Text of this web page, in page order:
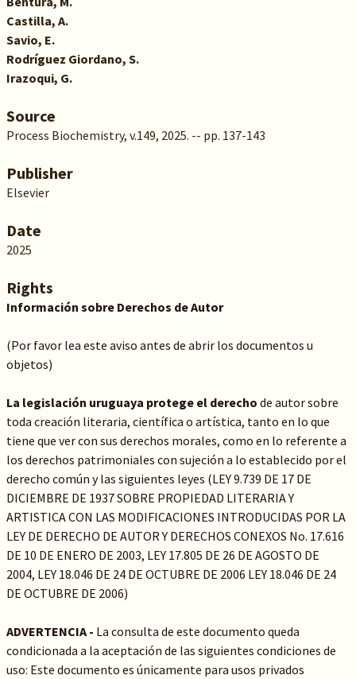
Castilla, A.
Savio, E.
Rodríguez Giordano, S.
Irazoqui, G.
Source
Process Biochemistry, v.149, 2025. -- pp. 137-143
Publisher
Elsevier
Date
2025
Rights
Información sobre Derechos de Autor
(Por favor lea este aviso antes de abrir los documentos u
objetos)
La legislación uruguaya protege el derecho de autor sobre
toda creación literaria, científica o artística, tanto en lo que
tiene que ver con sus derechos morales, como en lo referente a
los derechos patrimoniales con sujeción a lo establecido por el
derecho común y las siguientes leyes (LEY 9.739 DE 17 DE
DICIEMBRE DE 1937 SOBRE PROPIEDAD LITERARIA Y
ARTISTICA CON LAS MODIFICACIONES INTRODUCIDAS POR LA
LEY DE DERECHO DE AUTOR Y DERECHOS CONEXOS No. 17.616
DE 10 DE ENERO DE 2003, LEY 17.805 DE 26 DE AGOSTO DE
2004, LEY 18.046 DE 24 DE OCTUBRE DE 2006 LEY 18.046 DE 24
DE OCTUBRE DE 2006)
ADVERTENCIA - La consulta de este documento queda
condicionada a la aceptación de las siguientes condiciones de
uso: Este documento es únicamente para usos privados